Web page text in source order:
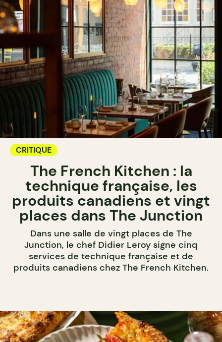
CRITIQUE
The French Kitchen : la
technique française, les
produits canadiens et vingt
places dans The Junction
Dans une salle de vingt places de The
Junction, le chef Didier Leroy signe cinq
services de technique française et de
produits canadiens chez The French Kitchen.